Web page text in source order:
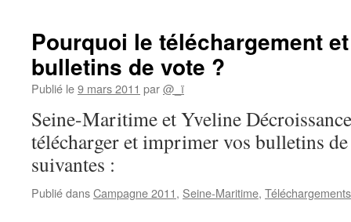
de
Pourquoi le téléchargement
bulletins de vote ?
Publié le9 mars 2011 par@_ï
Seine-Maritime et Yveline
télécharger et imprimer vos bulletins
suivantes :
Publié dansCampagne 2011, Seine-Maritime, Téléchargements